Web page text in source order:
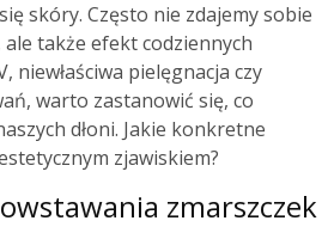
skóry. Często nie zdajemy sobie
także efekt codziennych
pielęgnacja czy
warto zastanowić się, co
dłoni. Jakie konkretne
zjawiskiem?
zmarszczek